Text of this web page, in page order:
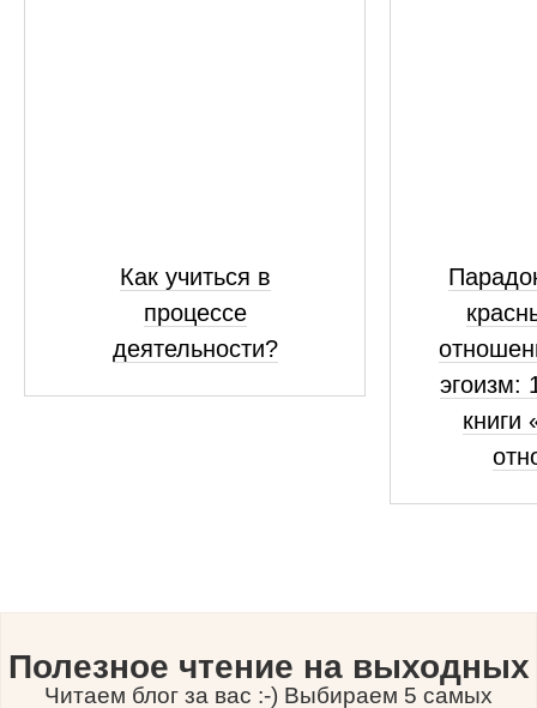
Как учиться в
процессе
деятельности?
эгоизм:
книги
Полезное чтение на выходных
Читаем блог за вас :-) Выбираем 5 самых